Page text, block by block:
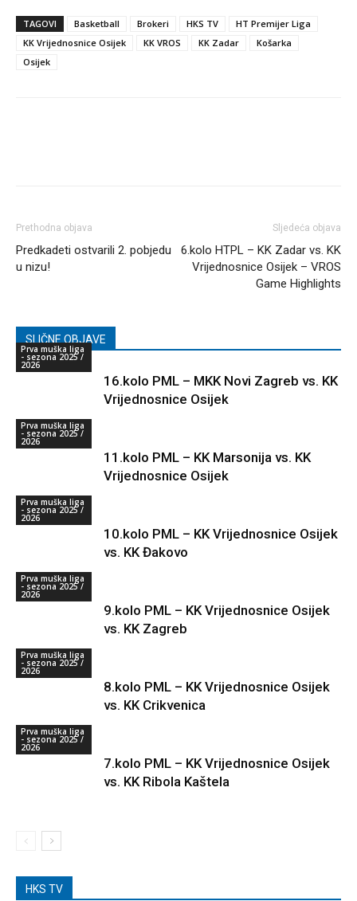
TAGOVI Basketball Brokeri HKS TV
HT Premijer Liga
KK Vrijednosnice Osijek
KK VROS KK Zadar
Košarka
Osijek
Prethodna objava
Predkadeti ostvarili 2. pobjedu
u nizu!
Sljedeća objava
6.kolo HTPL – KK Zadar vs. KK
Vrijednosnice Osijek – VROS
Game Highlights
SLIČNE OBJAVE
Prva muška liga
- sezona 2025 /
2026
16.kolo PML – MKK Novi Zagreb vs. KK
Vrijednosnice Osijek
Prva muška liga
- sezona 2025 /
2026
11.kolo PML – KK Marsonija vs. KK
Vrijednosnice Osijek
Prva muška liga
- sezona 2025 /
2026
10.kolo PML – KK Vrijednosnice Osijek
vs. KK Đakovo
Prva muška liga
- sezona 2025 /
2026
9.kolo PML – KK Vrijednosnice Osijek
vs. KK Zagreb
Prva muška liga
- sezona 2025 /
2026
8.kolo PML – KK Vrijednosnice Osijek
vs. KK Crikvenica
Prva muška liga
- sezona 2025 /
2026
7.kolo PML – KK Vrijednosnice Osijek
vs. KK Ribola Kaštela
HKS TV